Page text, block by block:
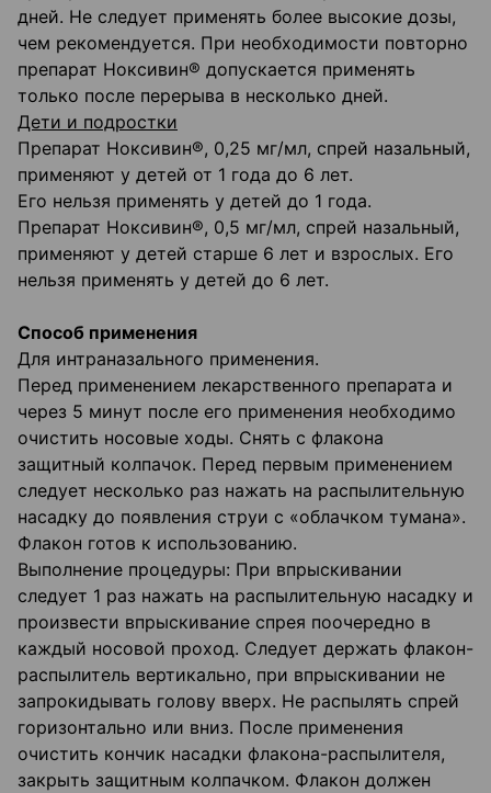
дней. Не следует применять более высокие дозы,
чем рекомендуется. При необходимости повторно
препарат Ноксивин® допускается применять
только после перерыва в несколько дней.
Дети и подростки
Препарат Ноксивин®, 0,25 мг/мл, спрей назальный,
применяют у детей от 1 года до 6 лет.
Его нельзя применять у детей до 1 года.
Препарат Ноксивин®, 0,5 мг/мл, спрей назальный,
применяют у детей старше 6 лет и взрослых. Его
нельзя применять у детей до 6 лет.
Способ применения
Для интраназального применения.
Перед применением лекарственного препарата и
через 5 минут после его применения необходимо
очистить носовые ходы. Снять с флакона
защитный колпачок. Перед первым применением
следует несколько раз нажать на распылительную
насадку до появления струи с «облачком тумана».
Флакон готов к использованию.
Выполнение процедуры: При впрыскивании
следует 1 раз нажать на распылительную насадку и
произвести впрыскивание спрея поочередно в
каждый носовой проход. Следует держать флакон-
распылитель вертикально, при впрыскивании не
запрокидывать голову вверх. Не распылять спрей
горизонтально или вниз. После применения
очистить кончик насадки флакона-распылителя,
закрыть защитным колпачком. Флакон должен